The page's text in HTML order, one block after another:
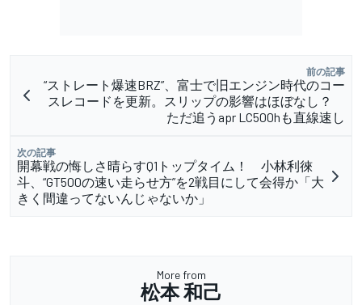
前の記事
“ストレート爆速BRZ”、富士で旧エンジン時代のコー
スレコードを更新。スリップの影響はほぼなし？
ただ追うapr LC500hも直線速し
次の記事
開幕戦の悔しさ晴らすQ1トップタイム！ 小林利徠
斗、“GT500の速い走らせ方”を2戦目にして会得か「大
きく間違ってないんじゃないか」
More from
松本 和己